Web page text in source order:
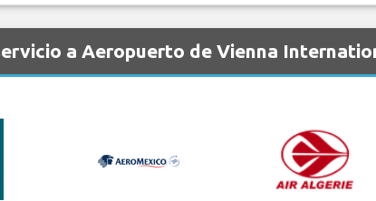
a Aeropuerto de Vienna